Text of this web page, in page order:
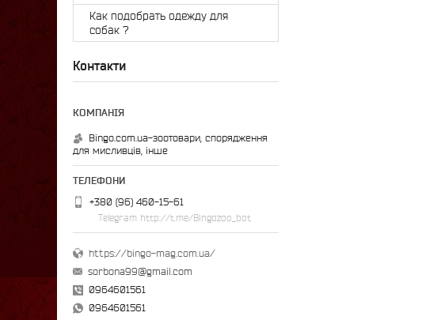
Как подобрать одежду для
собак ?
Контакти
Bingo.com.ua-зоотовари, спорядження
для мисливців, інше
+380 (96) 460-15-61
Telegram http://t.me/Bingozoo_bot
https://bingo-mag.com.ua/
sorbona99@gmail.com
0964601561
0964601561